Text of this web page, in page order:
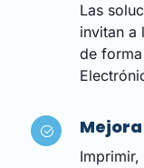
Las
invitan a
de